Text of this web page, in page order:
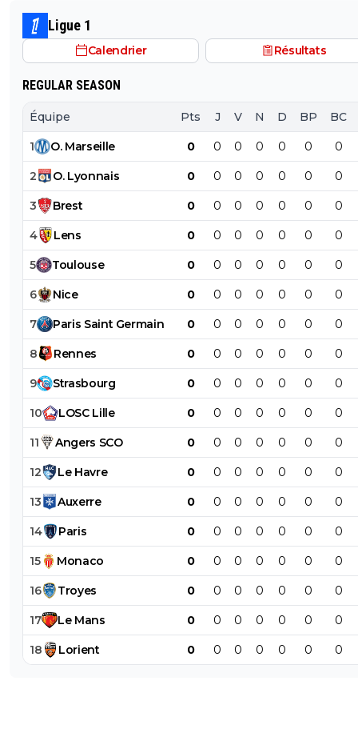
Ligue 1
Calendrier Résultats
REGULAR SEASON
Équipe Pts J V N D BP BC
1 O. Marseille 0 0 0 0 0 0 0
2 O. Lyonnais 0 0 0 0 0 0 0
3 Brest 0 0 0 0 0 0 0
4 Lens 0 0 0 0 0 0 0
5 Toulouse 0 0 0 0 0 0 0
6 Nice 0 0 0 0 0 0 0
7 Paris Saint Germain 0 0 0 0 0 0 0
8 Rennes 0 0 0 0 0 0 0
9 Strasbourg 0 0 0 0 0 0 0
10 LOSC Lille 0 0 0 0 0 0 0
11 Angers SCO 0 0 0 0 0 0 0
12 Le Havre 0 0 0 0 0 0 0
13 Auxerre 0 0 0 0 0 0 0
14 Paris 0 0 0 0 0 0 0
15 Monaco 0 0 0 0 0 0 0
16 Troyes 0 0 0 0 0 0 0
17 Le Mans 0 0 0 0 0 0 0
18 Lorient 0 0 0 0 0 0 0